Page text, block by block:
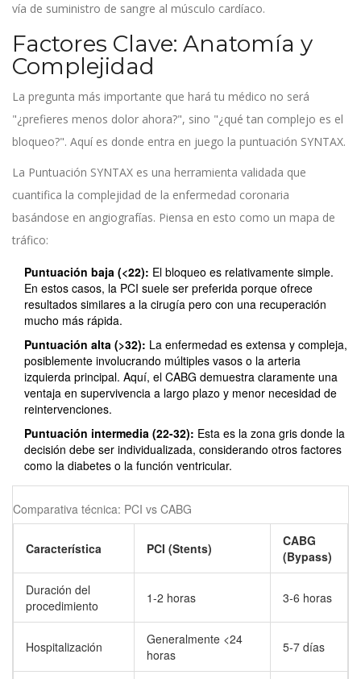
vía de suministro de sangre al músculo cardíaco.
Factores Clave: Anatomía y
Complejidad
La pregunta más importante que hará tu médico no será
"¿prefieres menos dolor ahora?", sino "¿qué tan complejo es el
bloqueo?". Aquí es donde entra en juego la puntuación SYNTAX.
La Puntuación SYNTAX es una herramienta validada que
cuantifica la complejidad de la enfermedad coronaria
basándose en angiografías. Piensa en esto como un mapa de
tráfico:
Puntuación baja (<22): El bloqueo es relativamente simple.
En estos casos, la PCI suele ser preferida porque ofrece
resultados similares a la cirugía pero con una recuperación
mucho más rápida.
Puntuación alta (>32): La enfermedad es extensa y compleja,
posiblemente involucrando múltiples vasos o la arteria
izquierda principal. Aquí, el CABG demuestra claramente una
ventaja en supervivencia a largo plazo y menor necesidad de
reintervenciones.
Puntuación intermedia (22-32): Esta es la zona gris donde la
decisión debe ser individualizada, considerando otros factores
como la diabetes o la función ventricular.
Comparativa técnica: PCI vs CABG
Característica PCI (Stents)
CABG
(Bypass)
Duración del
procedimiento
1-2 horas 3-6 horas
Hospitalización
Generalmente <24
horas
5-7 días